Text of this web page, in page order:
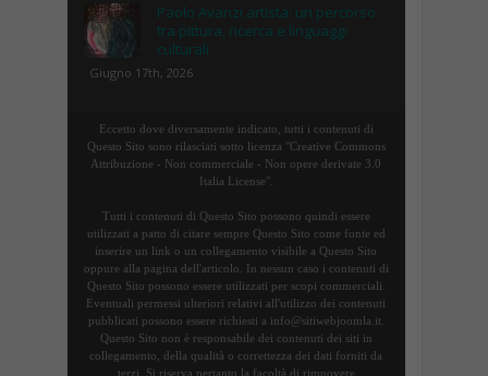
Paolo Avanzi artista: un percorso
tra pittura, ricerca e linguaggi
culturali
Giugno 17th, 2026
Eccetto dove diversamente indicato, tutti i contenuti di
Questo Sito sono rilasciati sotto licenza "Creative Commons
Attribuzione - Non commerciale - Non opere derivate 3.0
Italia License".
Tutti i contenuti di Questo Sito possono quindi essere
utilizzati a patto di citare sempre Questo Sito come fonte ed
inserire un link o un collegamento visibile a Questo Sito
oppure alla pagina dell'articolo. In nessun caso i contenuti di
Questo Sito possono essere utilizzati per scopi commerciali.
Eventuali permessi ulteriori relativi all'utilizzo dei contenuti
pubblicati possono essere richiesti a info@sitiwebjoomla.it.
Questo Sito non è responsabile dei contenuti dei siti in
collegamento, della qualità o correttezza dei dati forniti da
terzi. Si riserva pertanto la facoltà di rimuovere